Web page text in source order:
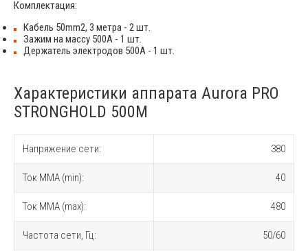
Комплектация:
Кабель 50mm2, 3 метра - 2 шт.
Зажим на массу 500А - 1 шт.
Держатель электродов 500А - 1 шт.
Характеристики аппарата Aurora PRO
STRONGHOLD 500M
Напряжение сети: 380
Ток MMA (min): 40
Ток MMA (max): 480
Частота сети, Гц: 50/60